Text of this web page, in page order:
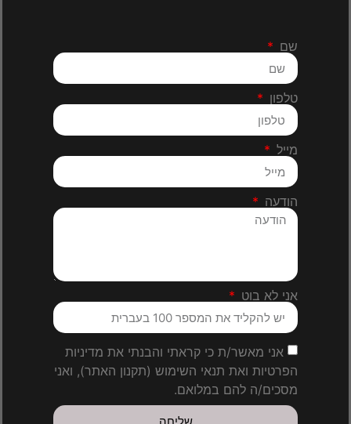
שם
טלפון
מייל
הודעה
אני לא בוט
אני מאשר/ת כי קראתי והבנתי את מדיניות
הפרטיות ואת תנאי השימוש (תקנון האתר), ואני
מסכים/ה להם במלואם.